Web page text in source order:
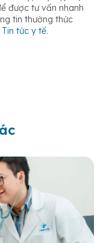
được tư vấn nhanh
tin thường thức
Tin tức y tế.